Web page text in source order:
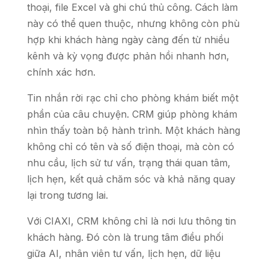
thoại, file Excel và ghi chú thủ công. Cách làm
này có thể quen thuộc, nhưng không còn phù
hợp khi khách hàng ngày càng đến từ nhiều
kênh và kỳ vọng được phản hồi nhanh hơn,
chính xác hơn.
Tin nhắn rời rạc chỉ cho phòng khám biết một
phần của câu chuyện. CRM giúp phòng khám
nhìn thấy toàn bộ hành trình. Một khách hàng
không chỉ có tên và số điện thoại, mà còn có
nhu cầu, lịch sử tư vấn, trạng thái quan tâm,
lịch hẹn, kết quả chăm sóc và khả năng quay
lại trong tương lai.
Với CIAXI, CRM không chỉ là nơi lưu thông tin
khách hàng. Đó còn là trung tâm điều phối
giữa AI, nhân viên tư vấn, lịch hẹn, dữ liệu